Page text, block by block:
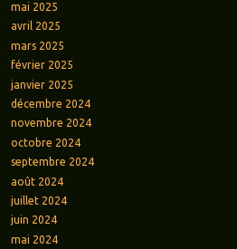
mai 2025
avril 2025
mars 2025
février 2025
janvier 2025
décembre 2024
novembre 2024
octobre 2024
septembre 2024
août 2024
juillet 2024
juin 2024
mai 2024